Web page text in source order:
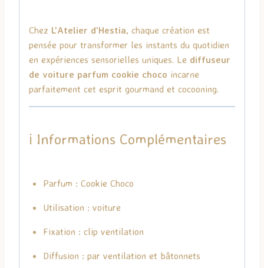
Chez L’Atelier d’Hestia, chaque création est
pensée pour transformer les instants du quotidien
en expériences sensorielles uniques. Le diffuseur
de voiture parfum cookie choco incarne
parfaitement cet esprit gourmand et cocooning.
ℹ️ Informations Complémentaires
Parfum : Cookie Choco
Utilisation : voiture
Fixation : clip ventilation
Diffusion : par ventilation et bâtonnets